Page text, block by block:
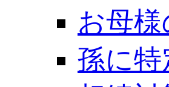
お母
孫に